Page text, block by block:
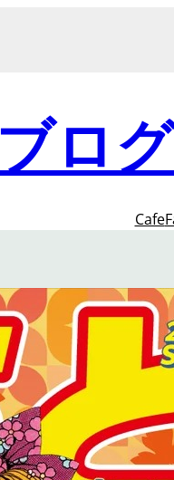
ブロ
Cafe